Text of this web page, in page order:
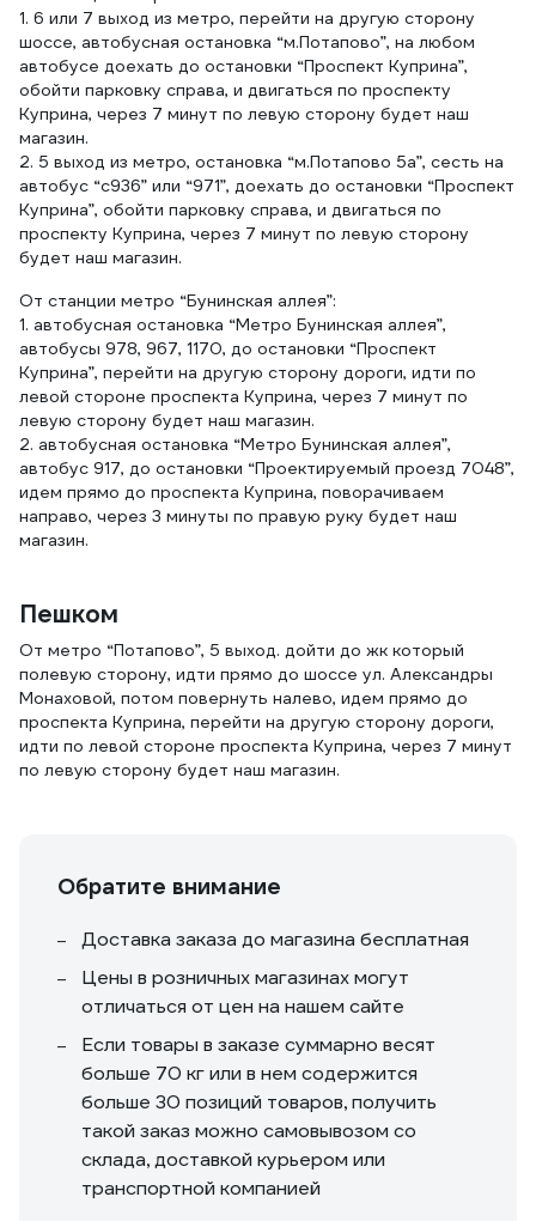
1. 6 или 7 выход из метро, перейти на другую сторону
шоссе, автобусная остановка “м.Потапово”, на любом
автобусе доехать до остановки “Проспект Куприна”,
обойти парковку справа, и двигаться по проспекту
Куприна, через 7 минут по левую сторону будет наш
магазин.
2. 5 выход из метро, остановка “м.Потапово 5а”, сесть на
автобус “с936” или “971”, доехать до остановки “Проспект
Куприна”, обойти парковку справа, и двигаться по
проспекту Куприна, через 7 минут по левую сторону
будет наш магазин.
От станции метро “Бунинская аллея”:
1. автобусная остановка “Метро Бунинская аллея”,
автобусы 978, 967, 1170, до остановки “Проспект
Куприна”, перейти на другую сторону дороги, идти по
левой стороне проспекта Куприна, через 7 минут по
левую сторону будет наш магазин.
2. автобусная остановка “Метро Бунинская аллея”,
автобус 917, до остановки “Проектируемый проезд 7048”,
идем прямо до проспекта Куприна, поворачиваем
направо, через 3 минуты по правую руку будет наш
магазин.
Пешком
От метро “Потапово”, 5 выход. дойти до жк который
полевую сторону, идти прямо до шоссе ул. Александры
Монаховой, потом повернуть налево, идем прямо до
проспекта Куприна, перейти на другую сторону дороги,
идти по левой стороне проспекта Куприна, через 7 минут
по левую сторону будет наш магазин.
Обратите внимание
Доставка заказа до магазина бесплатная
Цены в розничных магазинах могут
отличаться от цен на нашем сайте
Если товары в заказе суммарно весят
больше 70 кг или в нем содержится
больше 30 позиций товаров, получить
такой заказ можно самовывозом со
склада, доставкой курьером или
транспортной компанией